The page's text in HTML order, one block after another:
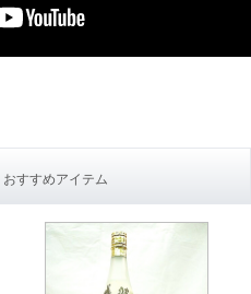
おすすめアイテム